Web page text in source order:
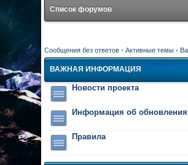
Список форумов
Сообщения без ответов •Активные темы •
ВАЖНАЯ ИНФОРМАЦИЯ
Новости проекта
Информация об
Правила